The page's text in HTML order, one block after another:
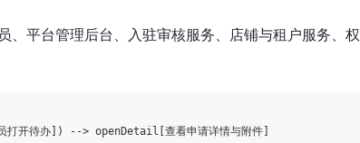
、平台管理后台、入驻审核服务、店铺与租户服务、
开待办]) --> openDetail[查看申请详情与附件]